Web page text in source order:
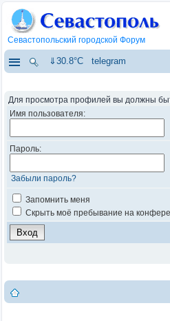
Севастопольский городской Форум
⇓30.8°C telegram
Для просмотра профилей вы должны
Имя пользователя:
Пароль:
Забыли пароль?
Запомнить меня
Скрыть моё пребывание на